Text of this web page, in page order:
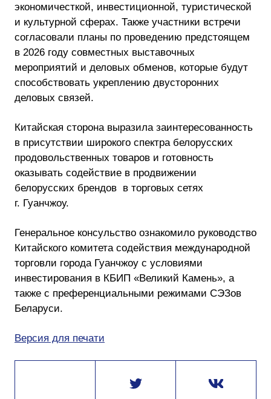
экономичесткой, инвестиционной, туристической
и культурной сферах. Также участники встречи
согласовали планы по проведению предстоящем
в 2026 году совместных выставочных
мероприятий и деловых обменов, которые будут
способствовать укреплению двусторонних
деловых связей.
Китайская сторона выразила заинтересованность
в присутствии широкого спектра белорусских
продовольственных товаров и готовность
оказывать содействие в продвижении
белорусских брендов в торговых сетях
г. Гуанчжоу.
Генеральное консульство ознакомило руководство
Китайского комитета содействия международной
торговли города Гуанчжоу с условиями
инвестирования в КБИП «Великий Камень», а
также с преференциальными режимами СЭЗов
Беларуси.
Версия для печати